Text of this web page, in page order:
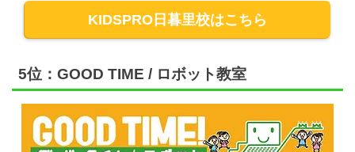
KIDSPRO日暮里校はこちら
5位：GOOD TIME / ロボット教室